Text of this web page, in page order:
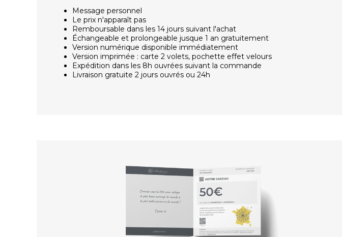
Message personnel
Le prix n'apparaît pas
Remboursable dans les 14 jours suivant l'achat
Échangeable et prolongeable jusque 1 an gratuitement
Version numérique disponible immédiatement
Version imprimée : carte 2 volets, pochette effet velours
Expédition dans les 8h ouvrées suivant la commande
Livraison gratuite 2 jours ouvrés ou 24h